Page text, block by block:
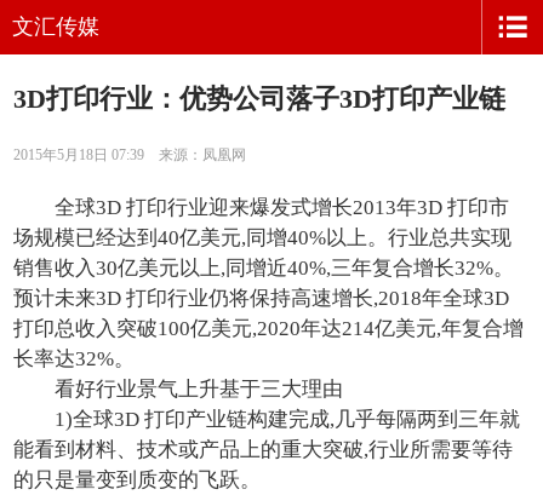
文汇传媒
3D打印行业：优势公司落子3D打印产业链
2015年5月18日 07:39 来源：凤凰网
全球3D 打印行业迎来爆发式增长2013年3D 打印市
场规模已经达到40亿美元,同增40%以上。行业总共实现
销售收入30亿美元以上,同增近40%,三年复合增长32%。
预计未来3D 打印行业仍将保持高速增长,2018年全球3D
打印总收入突破100亿美元,2020年达214亿美元,年复合增
长率达32%。
看好行业景气上升基于三大理由
1)全球3D 打印产业链构建完成,几乎每隔两到三年就
能看到材料、技术或产品上的重大突破,行业所需要等待
的只是量变到质变的飞跃。